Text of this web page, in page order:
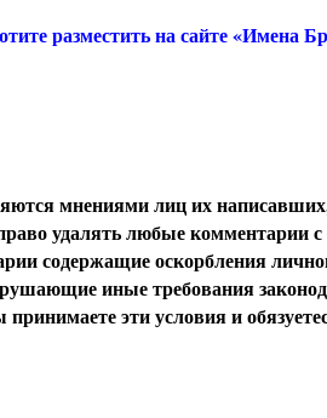
разместить на сайте «Имена
мнениями лиц их написавших,
удалять любые комментарии
содержащие оскорбления
иные требования
эти условия и